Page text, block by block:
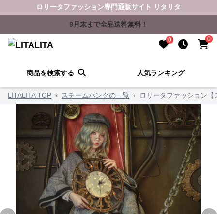
ロリータファッション専門通販サイト リタリタ
9月末まで全品送料無料！
0 0
商品を検索する 人気ランキング
LITALITA TOP › スチームパンクの一覧 › ロリータファッション